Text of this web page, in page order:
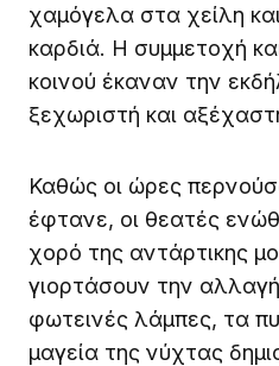
χαμόγελα στα χείλη
καρδιά. Η συμμετοχή
κοινού έκαναν την
ξεχωριστή και
Καθώς οι ώρες
έφτανε, οι θεατές
χορό της αντάρτικης
γιορτάσουν την
φωτεινές λάμπες, τα
μαγεία της νύχτας